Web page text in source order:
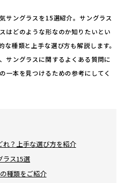
サングラスを15選紹介。サングラス
はどのような形なのか知りたいとい
種類と上手な選び方も解説します。
サングラスに関するよくある質問に
一本を見つけるための参考にしてく
れ？上手な選び方を紹介
ラス15選
種類をご紹介